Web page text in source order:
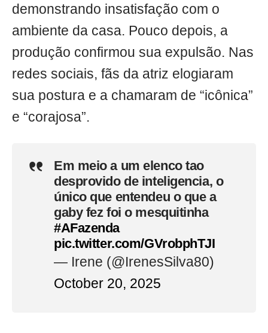
demonstrando insatisfação com o
ambiente da casa. Pouco depois, a
produção confirmou sua expulsão. Nas
redes sociais, fãs da atriz elogiaram
sua postura e a chamaram de “icônica”
e “corajosa”.
Em meio a um elenco tao
desprovido de inteligencia, o
único que entendeu o que a
gaby fez foi o mesquitinha
#AFazenda
pic.twitter.com/GVrobphTJI
— Irene (@IrenesSilva80)
October 20, 2025